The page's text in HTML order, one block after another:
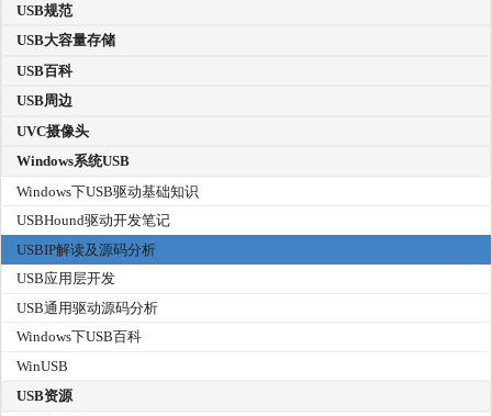
USB规范
USB大容量存储
USB百科
USB周边
UVC摄像头
Windows系统USB
Windows下USB驱动基础知识
USBHound驱动开发笔记
USBIP解读及源码分析
USB应用层开发
USB通用驱动源码分析
Windows下USB百科
WinUSB
USB资源